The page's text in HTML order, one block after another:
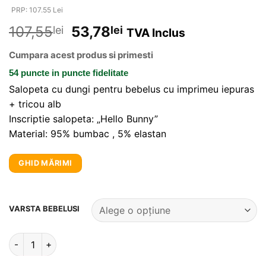
PRP: 107.55 Lei
107,55lei 53,78lei TVA Inclus
Cumpara acest produs si primesti
54 puncte in puncte fidelitate
Salopeta cu dungi pentru bebelus cu imprimeu iepuras
+ tricou alb
Inscriptie salopeta: „Hello Bunny”
Material: 95% bumbac , 5% elastan
GHID MĂRIMI
VARSTA BEBELUSI
Cantitate Salopeta bebe iepuras + tricou